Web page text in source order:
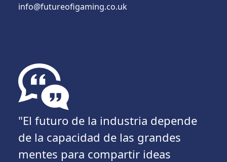
info@futureofigaming.co.uk
"El futuro de la industria depende
de la capacidad de las grandes
mentes para compartir ideas